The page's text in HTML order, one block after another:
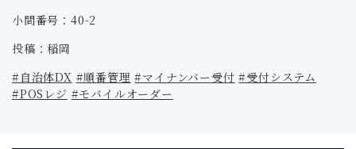
小間番号：40-2
投稿：稲岡
#自治体DX #順番管理 #マイナンバー受付 #受付システム
#POSレジ #モバイルオーダー